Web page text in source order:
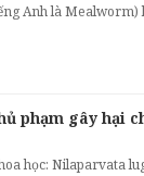
Anh là Mealworm)
phạm gây hại
học: Nilaparvata